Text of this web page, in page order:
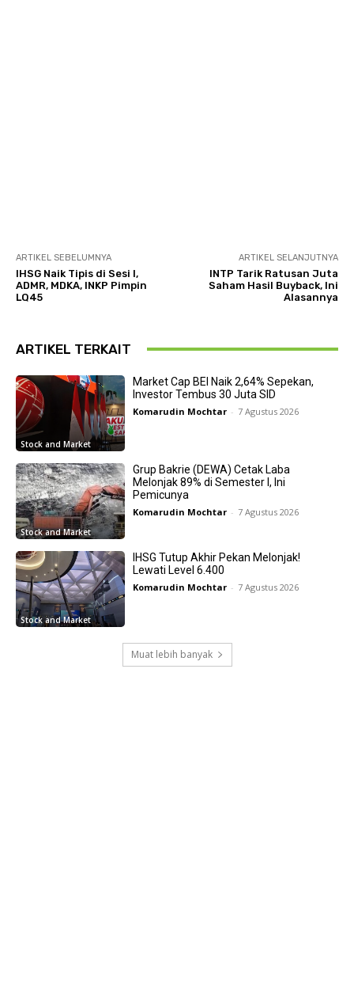
ARTIKEL SEBELUMNYA
IHSG Naik Tipis di Sesi I,
ADMR, MDKA, INKP Pimpin
LQ45
ARTIKEL SELANJUTNYA
INTP Tarik Ratusan Juta
Saham Hasil Buyback, Ini
Alasannya
ARTIKEL TERKAIT
Stock and Market
Market Cap BEI Naik 2,64% Sepekan,
Investor Tembus 30 Juta SID
Komarudin Mochtar - 7 Agustus 2026
Stock and Market
Grup Bakrie (DEWA) Cetak Laba
Melonjak 89% di Semester I, Ini
Pemicunya
Komarudin Mochtar - 7 Agustus 2026
Stock and Market
IHSG Tutup Akhir Pekan Melonjak!
Lewati Level 6.400
Komarudin Mochtar - 7 Agustus 2026
Muat lebih banyak